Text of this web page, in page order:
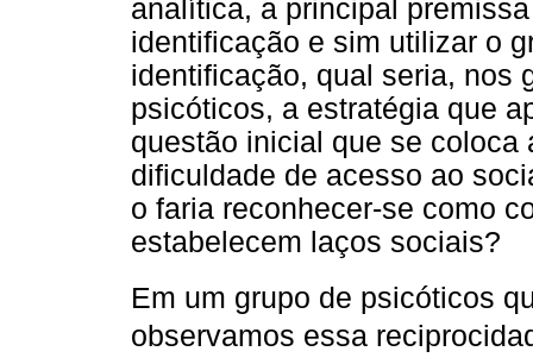
analítica, a principal
identificação e sim utilizar o
identificação, qual seria, nos
psicóticos, a estratégia que
questão inicial que se
dificuldade de acesso ao
o faria reconhecer-se como
estabelecem laços sociais?
Em um grupo de psicóticos
observamos essa